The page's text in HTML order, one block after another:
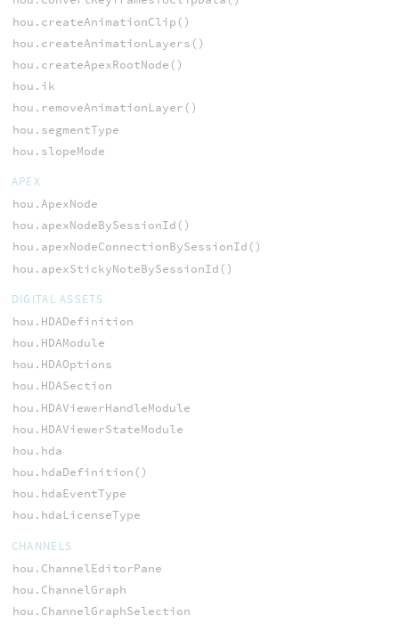
hou.createAnimationClip()
hou.createAnimationLayers()
hou.createApexRootNode()
hou.ik
hou.removeAnimationLayer()
hou.segmentType
hou.slopeMode
APEX
hou.ApexNode
hou.apexNodeBySessionId()
hou.apexNodeConnectionBySessionId()
hou.apexStickyNoteBySessionId()
DIGITAL ASSETS
hou.HDADefinition
hou.HDAModule
hou.HDAOptions
hou.HDASection
hou.HDAViewerHandleModule
hou.HDAViewerStateModule
hou.hda
hou.hdaDefinition()
hou.hdaEventType
hou.hdaLicenseType
CHANNELS
hou.ChannelEditorPane
hou.ChannelGraph
hou.ChannelGraphSelection